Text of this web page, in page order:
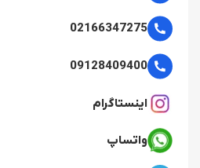
02166347275
09128409400
اینستاگرام
واتساپ